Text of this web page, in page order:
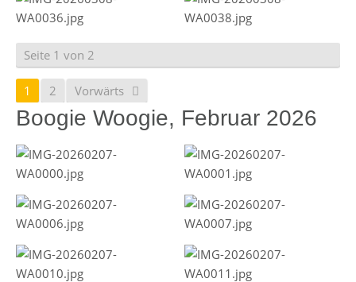
Seite 1 von 2
1 2 Vorwärts
Boogie Woogie, Februar 2026